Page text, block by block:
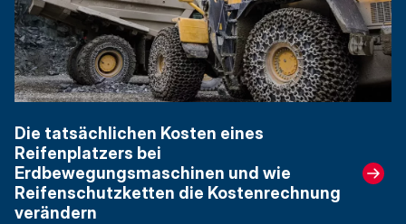
Die tatsächlichen Kosten eines
Reifenplatzers bei
Erdbewegungsmaschinen und wie
Reifenschutzketten die Kostenrechnung
verändern